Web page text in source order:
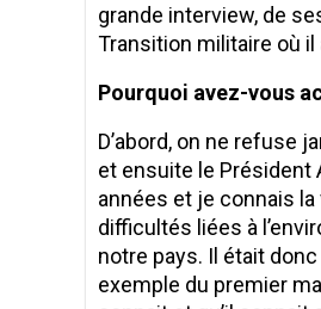
grande interview, de
Transition militaire où il
Pourquoi avez-vous
D’abord, on ne refuse
et ensuite le Président
années et je connais
difficultés liées à
notre pays. Il était
exemple du premier